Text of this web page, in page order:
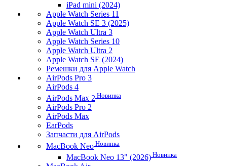
iPad mini (2024)
Apple Watch Series 11
Apple Watch SE 3 (2025)
Apple Watch Ultra 3
Apple Watch Series 10
Apple Watch Ultra 2
Apple Watch SE (2024)
Ремешки для Apple Watch
AirPods Pro 3
AirPods 4
AirPods Max 2 Новинка
AirPods Pro 2
AirPods Max
EarPods
Запчасти для AirPods
MacBook Neo Новинка
MacBook Neo 13" (2026) Новинка